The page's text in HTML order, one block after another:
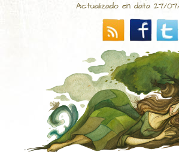
Actualizado en data 27/